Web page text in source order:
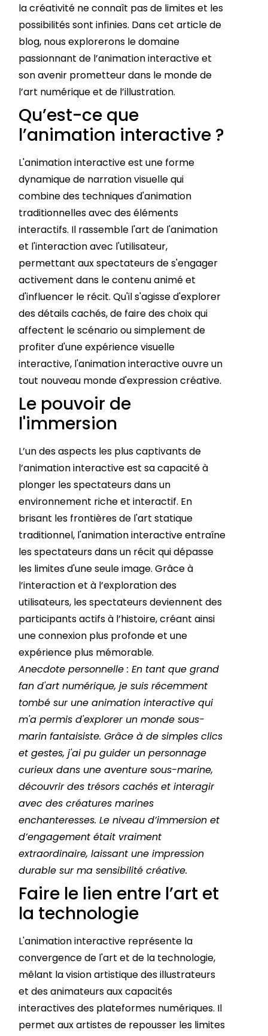
la créativité ne connaît pas de limites et les
possibilités sont infinies. Dans cet article de
blog, nous explorerons le domaine
passionnant de l’animation interactive et
son avenir prometteur dans le monde de
l’art numérique et de l’illustration.
Qu’est-ce que
l’animation interactive ?
L'animation interactive est une forme
dynamique de narration visuelle qui
combine des techniques d'animation
traditionnelles avec des éléments
interactifs. Il rassemble l'art de l'animation
et l'interaction avec l'utilisateur,
permettant aux spectateurs de s'engager
activement dans le contenu animé et
d'influencer le récit. Qu'il s'agisse d'explorer
des détails cachés, de faire des choix qui
affectent le scénario ou simplement de
profiter d'une expérience visuelle
interactive, l'animation interactive ouvre un
tout nouveau monde d'expression créative.
Le pouvoir de
l'immersion
L’un des aspects les plus captivants de
l’animation interactive est sa capacité à
plonger les spectateurs dans un
environnement riche et interactif. En
brisant les frontières de l'art statique
traditionnel, l'animation interactive entraîne
les spectateurs dans un récit qui dépasse
les limites d'une seule image. Grâce à
l’interaction et à l’exploration des
utilisateurs, les spectateurs deviennent des
participants actifs à l’histoire, créant ainsi
une connexion plus profonde et une
expérience plus mémorable.
Anecdote personnelle : En tant que grand
fan d'art numérique, je suis récemment
tombé sur une animation interactive qui
m'a permis d'explorer un monde sous-
marin fantaisiste. Grâce à de simples clics
et gestes, j'ai pu guider un personnage
curieux dans une aventure sous-marine,
découvrir des trésors cachés et interagir
avec des créatures marines
enchanteresses. Le niveau d’immersion et
d’engagement était vraiment
extraordinaire, laissant une impression
durable sur ma sensibilité créative.
Faire le lien entre l’art et
la technologie
L'animation interactive représente la
convergence de l'art et de la technologie,
mêlant la vision artistique des illustrateurs
et des animateurs aux capacités
interactives des plateformes numériques. Il
permet aux artistes de repousser les limites